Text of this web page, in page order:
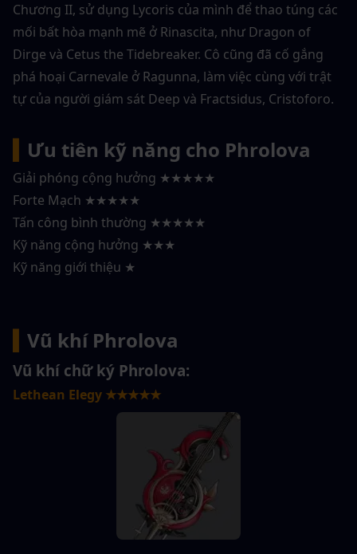
Chương II, sử dụng Lycoris của mình để thao túng các
mối bất hòa mạnh mẽ ở Rinascita, như Dragon of
Dirge và Cetus the Tidebreaker. Cô cũng đã cố gắng
phá hoại Carnevale ở Ragunna, làm việc cùng với trật
tự của người giám sát Deep và Fractsidus, Cristoforo.
Ưu tiên kỹ năng cho Phrolova
Giải phóng cộng hưởng ★★★★★
Forte Mạch ★★★★★
Tấn công bình thường ★★★★★
Kỹ năng cộng hưởng ★★★
Kỹ năng giới thiệu ★
Vũ khí Phrolova
Vũ khí chữ ký Phrolova:
Lethean Elegy ★★★★★